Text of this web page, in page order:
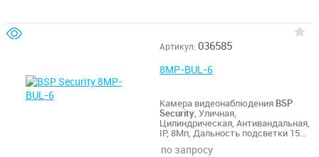
Артикул: 036585
8MP-BUL-6
Камера видеонаблюдения BSP
Security, Уличная,
Цилиндрическая, Антивандальная,
IP, 8Мп, Дальность подсветки 15м,
по запросу